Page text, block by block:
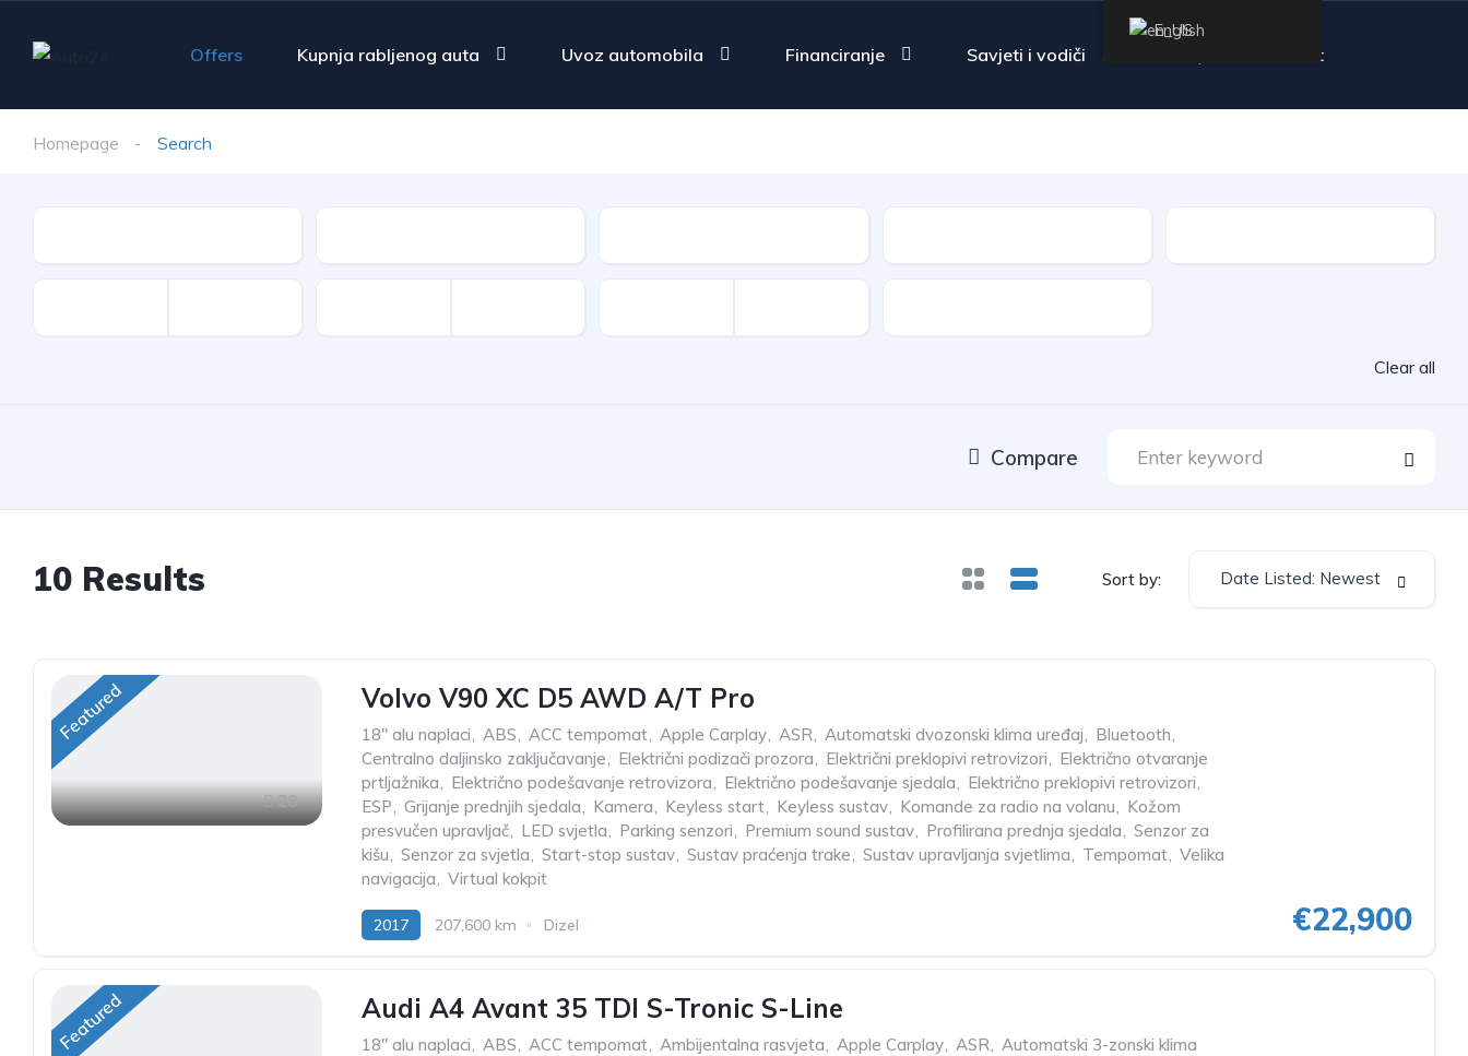
Offers Kupnja rabljenog auta Uvoz automobila Financiranje Savjeti i vodiči Contact
Homepage Search
Clear all
Compare
10 Results Sort by: Date Listed: Newest
Featured
28
Volvo V90 XC D5 AWD A/T Pro
18" alu naplaci, ABS, ACC tempomat, Apple Carplay, ASR, Automatski dvozonski klima uređaj, Bluetooth,
Centralno daljinsko zaključavanje, Električni podizači prozora, Električni preklopivi retrovizori, Električno otvaranje
prtljažnika, Električno podešavanje retrovizora, Električno podešavanje sjedala, Električno preklopivi retrovizori,
ESP, Grijanje prednjih sjedala, Kamera, Keyless start, Keyless sustav, Komande za radio na volanu, Kožom
presvučen upravljač, LED svjetla, Parking senzori, Premium sound sustav, Profilirana prednja sjedala, Senzor za
kišu, Senzor za svjetla, Start-stop sustav, Sustav praćenja trake, Sustav upravljanja svjetlima, Tempomat, Velika
navigacija, Virtual kokpit
2017 207,600 km Dizel €22,900
Featured Audi A4 Avant 35 TDI S-Tronic S-Line
18" alu naplaci, ABS, ACC tempomat, Ambijentalna rasvjeta, Apple Carplay, ASR, Automatski 3-zonski klima
English